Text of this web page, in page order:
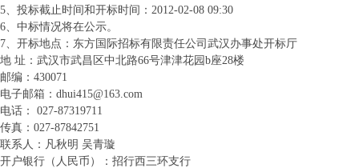
5、投标截止时间和开标时间： 2012-02-08 09:30
6、中标情况将在公示。
7、开标地点：东方国际招标有限责任公司武汉办事处开标厅
地 址：武汉市武昌区中北路66号津津花园 b座28楼
邮编： 430071
电子邮箱： dhui415@163.com
电话：
027-87319711
传真： 027-87842751
联系人：凡秋明 吴青璇
开户银行（人民币）：招行西三环支行